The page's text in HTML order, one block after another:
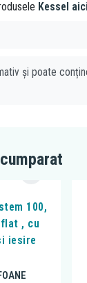
Kessel aici
și poate
100,
, cu
iesire